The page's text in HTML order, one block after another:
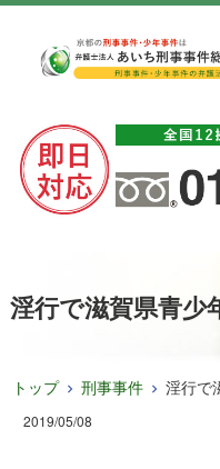
淫行で滋賀県青
トップ 刑事事件 淫行で
2019/05/08